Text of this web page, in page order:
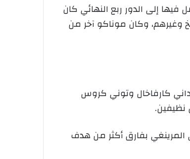
فيها إلى الدور ربع النهائي كان
وغيرهم، وكان موناكو آخر من
داني كارفاخال وتوني كروس
المرينغي بفارق أكثر من هدف